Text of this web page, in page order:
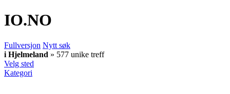
IO.NO
Fullversjon Nytt søk
i Hjelmeland » 577 unike treff
Velg sted
Kategori